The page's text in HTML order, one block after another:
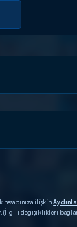
hesabınıza ilişkin
(İlgili değişiklikleri